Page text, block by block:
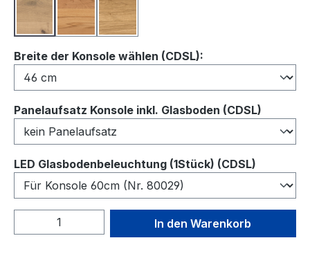
BalkeneicheKernbucheWildeiche
Breite der Konsole wählen (CDSL):
Panelaufsatz Konsole inkl. Glasboden (CDSL)
LED Glasbodenbeleuchtung (1Stück) (CDSL)
Produkt Anzahl: Gib denIn den Warenkorb